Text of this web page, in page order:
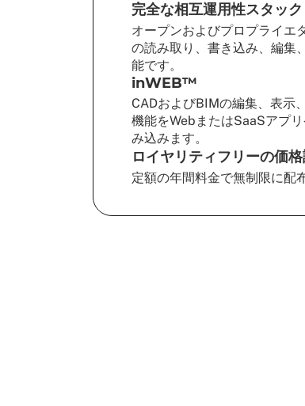
完全な相互運用性スタック
オープンおよびプロプライエ
の読み取り、書き込み、編集
能です。
inWEB™
CADおよびBIMの編集、表示
機能をWebまたはSaaSアプ
み込みます。
ロイヤリティフリーの価
定額の年間料金で無制限に配